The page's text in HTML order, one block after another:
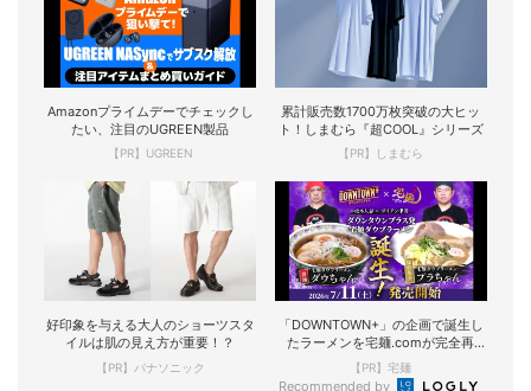
Amazonプライムデーでチェックし
たい、注目のUGREEN製品
【PR】UGREEN
累計販売数1700万枚突破の大ヒッ
ト！しまむら『超COOL』シリーズ
【PR】しまむら
好印象を与える大人のショーツスタ
イルは肌の見え方が重要！？
【PR】パナソニック
「DOWNTOWN+」の企画で誕生し
たラーメンを宅麺.comが完全再
現！
【PR】宅麺
Recommended by